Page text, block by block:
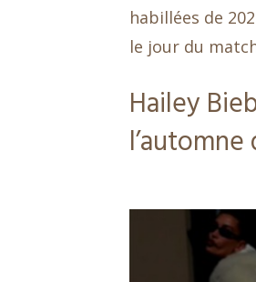
habillées de
le jour du
Hailey